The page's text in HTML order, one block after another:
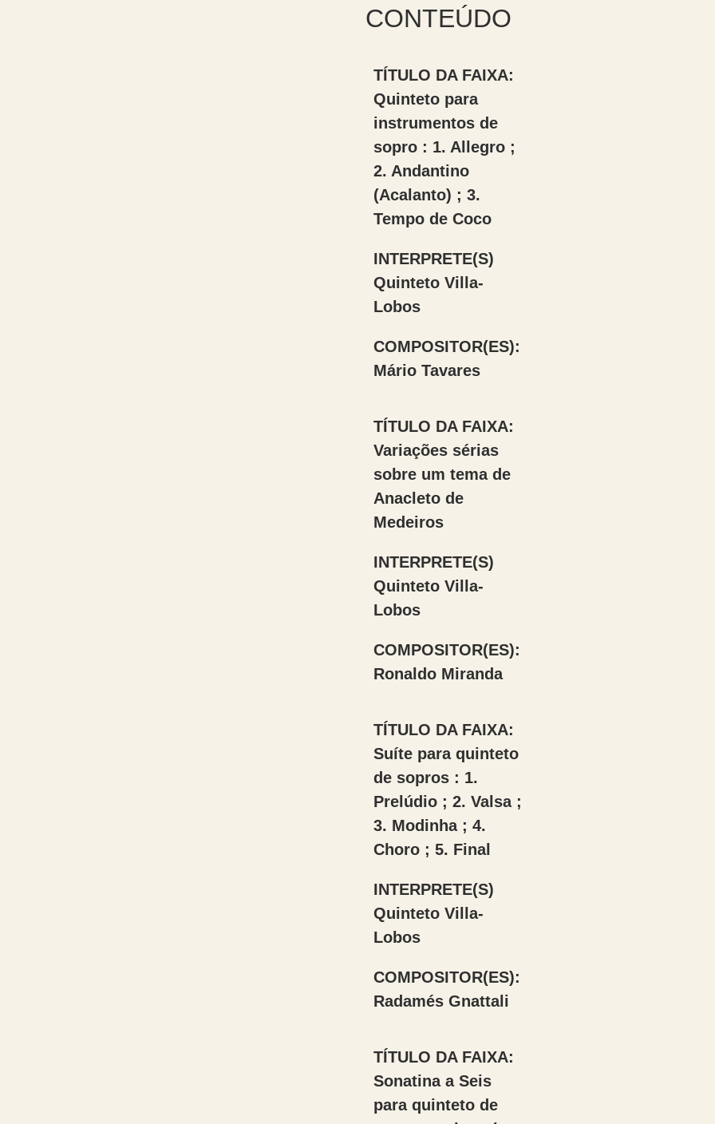
CONTEÚDO
TÍTULO DA FAIXA:
Quinteto para
instrumentos de
sopro : 1. Allegro ;
2. Andantino
(Acalanto) ; 3.
Tempo de Coco
INTERPRETE(S)
Quinteto Villa-
Lobos
COMPOSITOR(ES):
Mário Tavares
TÍTULO DA FAIXA:
Variações sérias
sobre um tema de
Anacleto de
Medeiros
INTERPRETE(S)
Quinteto Villa-
Lobos
COMPOSITOR(ES):
Ronaldo Miranda
TÍTULO DA FAIXA:
Suíte para quinteto
de sopros : 1.
Prelúdio ; 2. Valsa ;
3. Modinha ; 4.
Choro ; 5. Final
INTERPRETE(S)
Quinteto Villa-
Lobos
COMPOSITOR(ES):
Radamés Gnattali
TÍTULO DA FAIXA:
Sonatina a Seis
para quinteto de